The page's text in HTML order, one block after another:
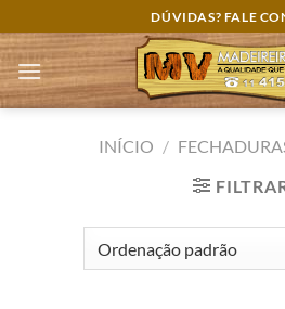
to
content
DÚVIDAS? FALE
INÍCIO /